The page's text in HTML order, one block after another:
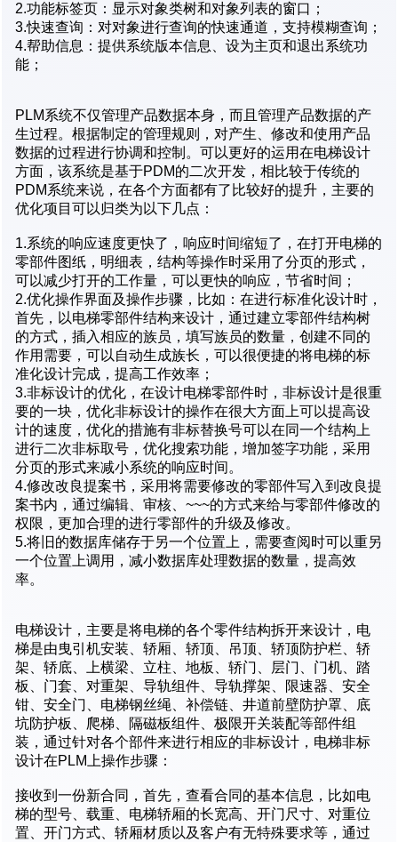
2.功能标签页：显示对象类树和对象列表的窗口；
3.快速查询：对对象进行查询的快速通道，支持模糊查询；
4.帮助信息：提供系统版本信息、设为主页和退出系统功
能；
PLM系统不仅管理产品数据本身，而且管理产品数据的产
生过程。根据制定的管理规则，对产生、修改和使用产品
数据的过程进行协调和控制。可以更好的运用在电梯设计
方面，该系统是基于PDM的二次开发，相比较于传统的
PDM系统来说，在各个方面都有了比较好的提升，主要的
优化项目可以归类为以下几点：
1.系统的响应速度更快了，响应时间缩短了，在打开电梯的
零部件图纸，明细表，结构等操作时采用了分页的形式，
可以减少打开的工作量，可以更快的响应，节省时间；
2.优化操作界面及操作步骤，比如：在进行标准化设计时，
首先，以电梯零部件结构来设计，通过建立零部件结构树
的方式，插入相应的族员，填写族员的数量，创建不同的
作用需要，可以自动生成族长，可以很便捷的将电梯的标
准化设计完成，提高工作效率；
3.非标设计的优化，在设计电梯零部件时，非标设计是很重
要的一块，优化非标设计的操作在很大方面上可以提高设
计的速度，优化的措施有非标替换号可以在同一个结构上
进行二次非标取号，优化搜索功能，增加签字功能，采用
分页的形式来减小系统的响应时间。
4.修改改良提案书，采用将需要修改的零部件写入到改良提
案书内，通过编辑、审核、~~~的方式来给与零部件修改的
权限，更加合理的进行零部件的升级及修改。
5.将旧的数据库储存于另一个位置上，需要查阅时可以重另
一个位置上调用，减小数据库处理数据的数量，提高效
率。
电梯设计，主要是将电梯的各个零件结构拆开来设计，电
梯是由曳引机安装、轿厢、轿顶、吊顶、轿顶防护栏、轿
架、轿底、上横梁、立柱、地板、轿门、层门、门机、踏
板、门套、对重架、导轨组件、导轨撑架、限速器、安全
钳、安全门、电梯钢丝绳、补偿链、井道前壁防护罩、底
坑防护板、爬梯、隔磁板组件、极限开关装配等部件组
装，通过针对各个部件来进行相应的非标设计，电梯非标
设计在PLM上操作步骤：
接收到一份新合同，首先，查看合同的基本信息，比如电
梯的型号、载重、电梯轿厢的长宽高、开门尺寸、对重位
置、开门方式、轿厢材质以及客户有无特殊要求等，通过